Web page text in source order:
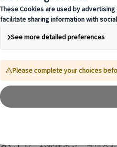
を、日本語アシスタントとと